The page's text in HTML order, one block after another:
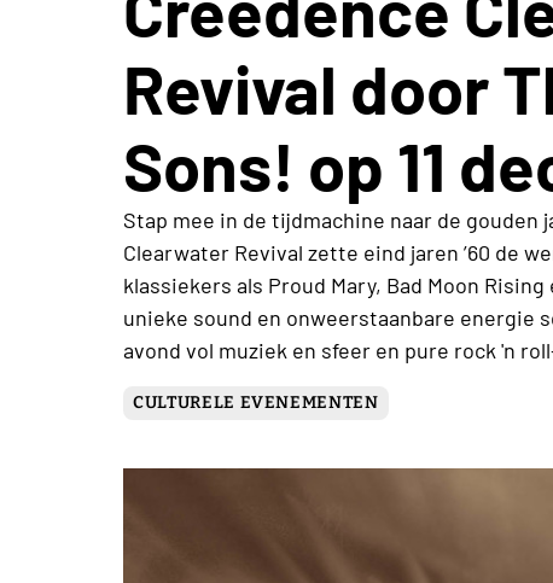
Revival door
Sons! op 11
Stap mee in de tijdmachine naar de gouden
Clearwater Revival zette eind jaren ’60 de
klassiekers als Proud Mary, Bad Moon
unieke sound en onweerstaanbare energie
avond vol muziek en sfeer en pure rock 'n
CULTURELE EVENEMENTEN